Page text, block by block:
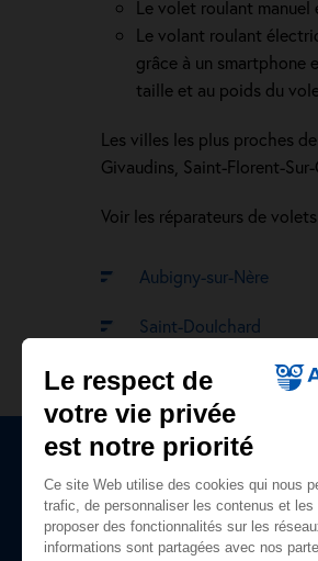
Le volet roulant manuel
Le volant roulant
grâce à un smartphone
taille et au poids du
Les villes les plus proches
Givaudins, Saint-Florent-
Voir les réparateurs de
Aubigny-sur-Nère
Saint-Doulchard
Plan du site
Accueil
Le respect de
votre vie privée
est notre priorité
Ce site Web utilise des cookies qui nous
trafic, de personnaliser les contenus et
proposer des fonctionnalités sur les
informations sont partagées avec nos